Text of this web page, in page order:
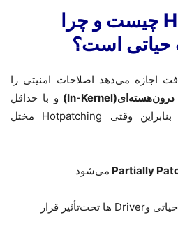
چیست و چرا
است؟
اجازه می‌دهد اصلاحات امنیتی را
درون‌هسته‌ای(In-Kernel) و با حداقل
بنابراین وقتی Hotpatching مختل
Partially می‌شود
وDriver ها تحت‌تأثیر قرار